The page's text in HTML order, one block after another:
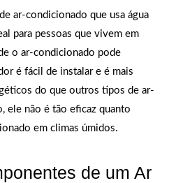
ar-condicionado que usa água
para pessoas que vivem em
o ar-condicionado pode
é fácil de instalar e é mais
do que outros tipos de ar-
ele não é tão eficaz quanto
em climas úmidos.
de um Ar